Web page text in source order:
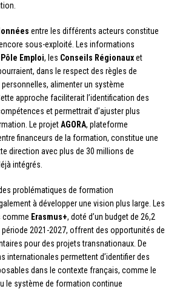
entre les différents acteurs constitue
sous-exploité. Les informations
Pôle Emploi, les Conseils Régionauxet
dans le respect des règles de
alimenter un système
approche faciliterait l’identification des
et permettrait d’ajuster plus
Le projetAGORA, plateforme
financeurs de la formation, constitue une
direction avec plus de 30 millions de
intégrés.
problématiques de formation
à développer une vision plus large. Les
comme Erasmus+, doté d’un budget de 26,2
période 2021-2027, offrent des opportunités de
pour des projets transnationaux. De
internationales permettent d’identifier des
dans le contexte français, comme le
le système de formation continue